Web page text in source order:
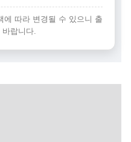
에 따라 변경될 수 있으니 출
랍니다.